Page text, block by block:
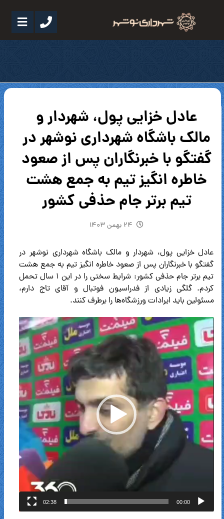
عادل خزایی پول، شهردار و
مالک باشگاه شهرداری نوشهر در
گفتگو با خبرنگاران پس از صعود
خاطره انگیز تیم به جمع هشت
تیم برتر جام حذفی کشور
۲۴ بهمن ۱۴۰۳
عادل خزایی پول، شهردار و مالک باشگاه شهرداری نوشهر در
گفتگو با خبرنگاران پس از صعود خاطره انگیز تیم به جمع هشت
تیم برتر جام حذفی کشور: شرایط سختی را در این ۱ سال تحمل
کردم. گلگی زیادی از فدراسیون فوتبال و آقای تاج دارم،
مسئولین باید ایرادات ورزشگاه‌ها را برطرف کنند.
نمایشگر
ویدیو
00:00
02:38